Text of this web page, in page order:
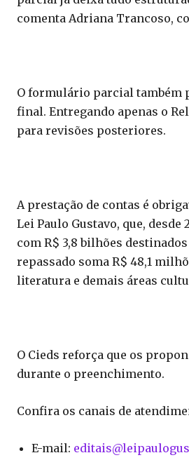
comenta Adriana Trancoso,
O formulário parcial
final. Entregando apenas o
para revisões posteriores.
A prestação de contas é
Lei Paulo Gustavo, que,
com R$ 3,8 bilhões
repassado soma R$ 48,1
literatura e demais áreas
O Cieds reforça que os
durante o preenchimento.
Confira os canais de
E-mail: